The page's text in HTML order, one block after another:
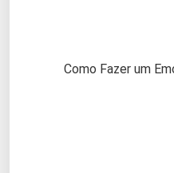
Como Fazer um